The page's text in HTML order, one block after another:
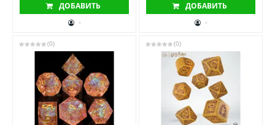
ДОБАВИТЬ
-
ДОБАВИТЬ
-
(0) (0)